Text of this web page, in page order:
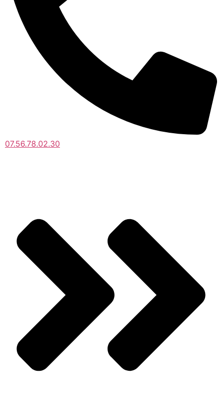
07.56.78.02.30